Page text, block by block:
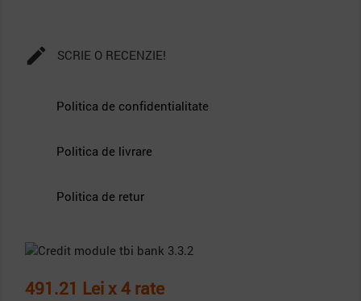
 SCRIE O RECENZIE!
Politica de confidentialitate
Politica de livrare
Politica de retur
491.21 Lei x 4 rate